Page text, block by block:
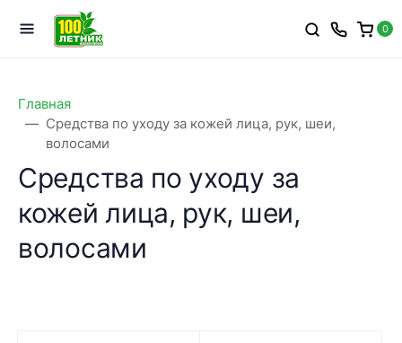
0
Главная
Средства по уходу за кожей лица, рук, шеи,
волосами
Средства по уходу за
кожей лица, рук, шеи,
волосами